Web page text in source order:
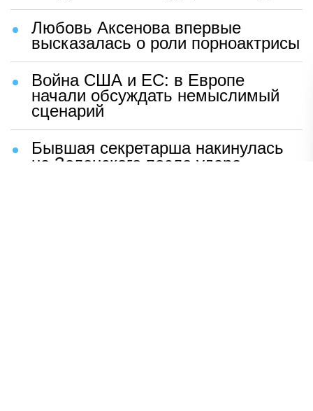
Любовь Аксенова впервые
высказалась о роли порноактрисы
Война США и ЕС: в Европе
начали обсуждать немыслимый
сценарий
Бывшая секретарша накинулась
на Зеленского после удара